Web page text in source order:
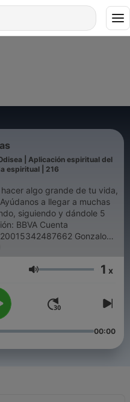
| Aplicación espiritual del
espiritual | 216
algo grande de tu vida,
siguiendo y dándole 5
Católicas (YouTube,
Volumen 1 x
00:00